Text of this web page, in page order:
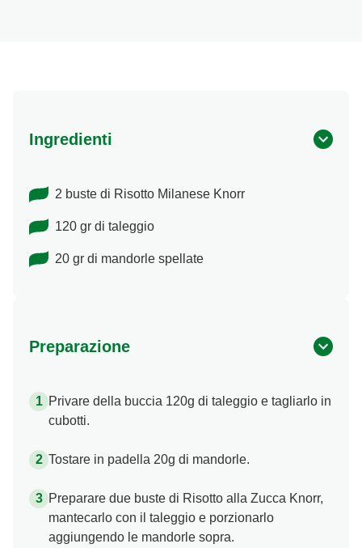
Ingredienti
2 buste di Risotto Milanese Knorr
120 gr di taleggio
20 gr di mandorle spellate
Preparazione
Privare della buccia 120g di taleggio e tagliarlo in
cubotti.
Tostare in padella 20g di mandorle.
Preparare due buste di Risotto alla Zucca Knorr,
mantecarlo con il taleggio e porzionarlo
aggiungendo le mandorle sopra.